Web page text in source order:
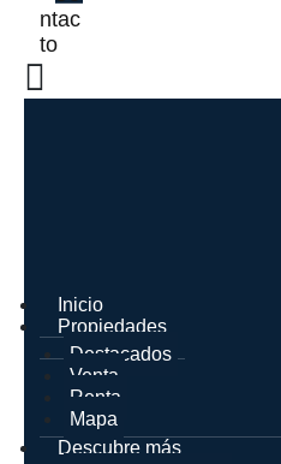
ntac
to
Inicio
Propiedades
Destacados
Venta
Renta
Mapa
Descubre más